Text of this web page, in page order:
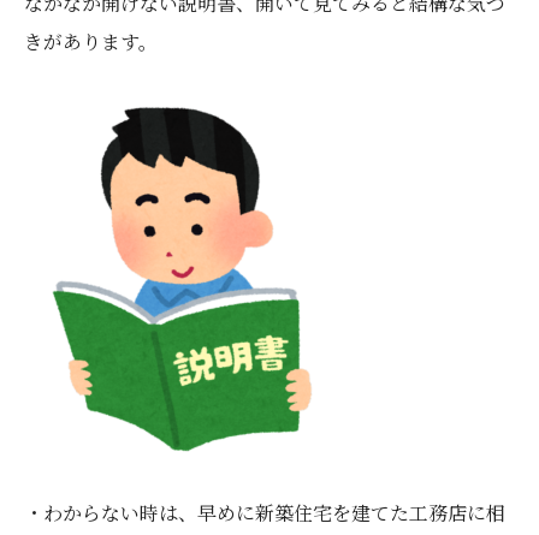
きがあります。
・わからない時は、早めに新築住宅を建てた工務店に相